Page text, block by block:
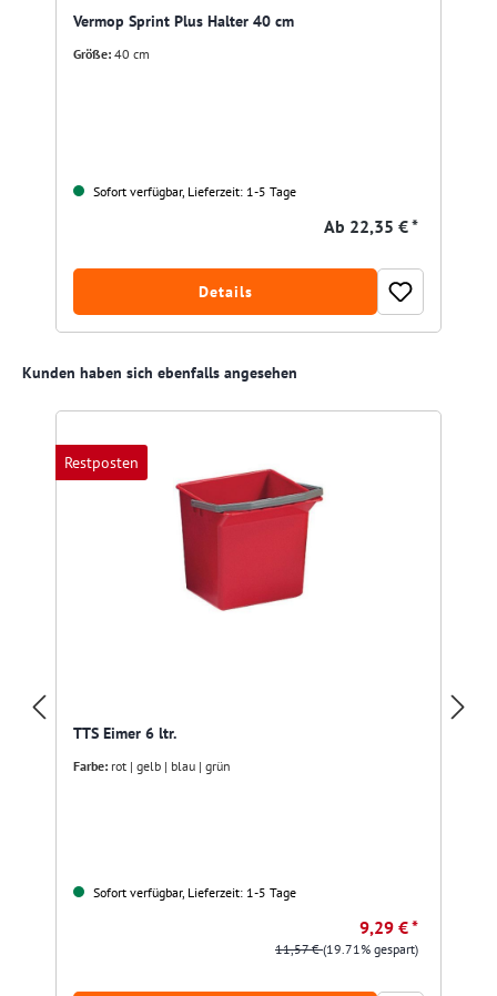
Vermop Sprint Plus Halter 40 cm
Größe: 40 cm
Sofort verfügbar, Lieferzeit: 1-5 Tage
Ab 22,35 € *
Details
Produktgalerie überspringen
Kunden haben sich ebenfalls angesehen
Restposten
TTS Eimer 6 ltr.
Farbe: rot | gelb | blau | grün
Sofort verfügbar, Lieferzeit: 1-5 Tage
9,29 € *
11,57 €(19.71% gespart)